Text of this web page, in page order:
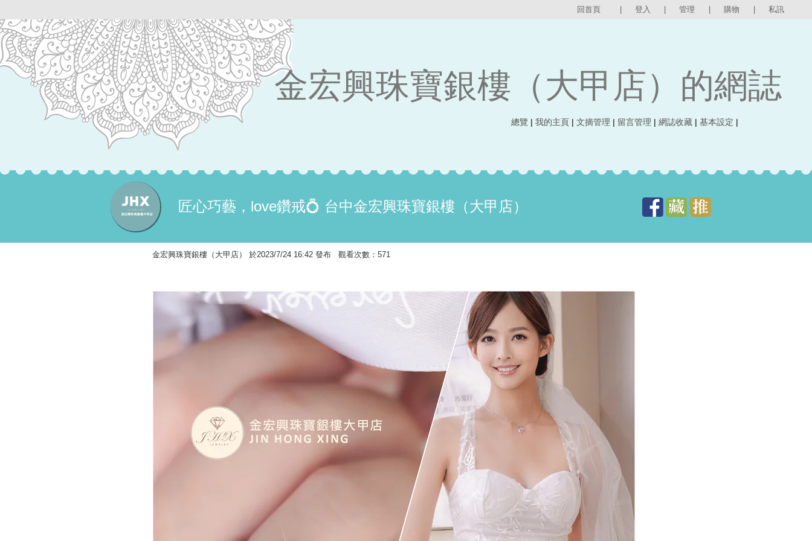
回首頁 登入 管理 購物 私訊
金宏興珠寶銀樓（大甲店）的網誌
總覽 | 我的主頁 | 文摘管理 | 留言管理 | 網誌收藏 | 基本設定 |
匠心巧藝，love鑽戒💍 台中金宏興珠寶銀樓（大甲店）
金宏興珠寶銀樓（大甲店） 於2023/7/24 16:42 發布 觀看次數：571